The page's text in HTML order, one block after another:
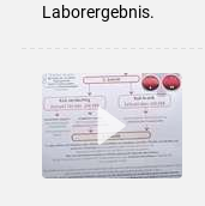
Laborergebnis.